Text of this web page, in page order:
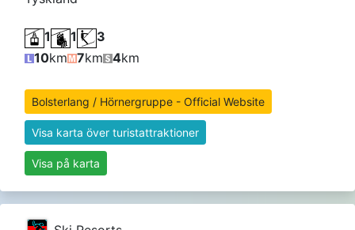
1 1
3
10km 7km 4km
Bolsterlang / Hörnergruppe - Official Website
Visa karta över turistattraktioner
Visa på karta